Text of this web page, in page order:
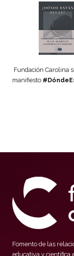
Fundación Carolina
manifiesto
Fomento de las
educativa y científica